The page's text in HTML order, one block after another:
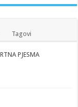
Tagovi
PJESMA